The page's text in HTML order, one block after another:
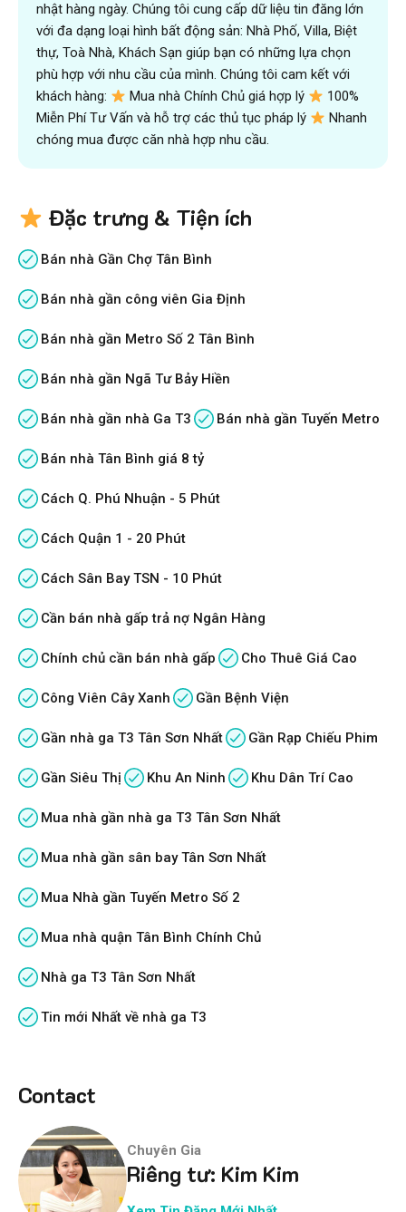
nhật hàng ngày. Chúng tôi cung cấp dữ liệu tin đăng lớn
với đa dạng loại hình bất động sản: Nhà Phố, Villa, Biệt
thự, Toà Nhà, Khách Sạn giúp bạn có những lựa chọn
phù hợp với nhu cầu của mình. Chúng tôi cam kết với
khách hàng:
Mua nhà Chính Chủ giá hợp lý
100%
Miễn Phí Tư Vấn và hỗ trợ các thủ tục pháp lý
Nhanh
chóng mua được căn nhà hợp nhu cầu.
Đặc trưng & Tiện ích
Bán nhà Gần Chợ Tân Bình
Bán nhà gần công viên Gia Định
Bán nhà gần Metro Số 2 Tân Bình
Bán nhà gần Ngã Tư Bảy Hiền
Bán nhà gần nhà Ga T3 Bán nhà gần Tuyến Metro
Bán nhà Tân Bình giá 8 tỷ
Cách Q. Phú Nhuận - 5 Phút
Cách Quận 1 - 20 Phút
Cách Sân Bay TSN - 10 Phút
Cần bán nhà gấp trả nợ Ngân Hàng
Chính chủ cần bán nhà gấp Cho Thuê Giá Cao
Công Viên Cây Xanh Gần Bệnh Viện
Gần nhà ga T3 Tân Sơn Nhất Gần Rạp Chiếu Phim
Gần Siêu Thị Khu An Ninh Khu Dân Trí Cao
Mua nhà gần nhà ga T3 Tân Sơn Nhất
Mua nhà gần sân bay Tân Sơn Nhất
Mua Nhà gần Tuyến Metro Số 2
Mua nhà quận Tân Bình Chính Chủ
Nhà ga T3 Tân Sơn Nhất
Tin mới Nhất về nhà ga T3
Contact
Chuyên Gia
Riêng tư: Kim Kim